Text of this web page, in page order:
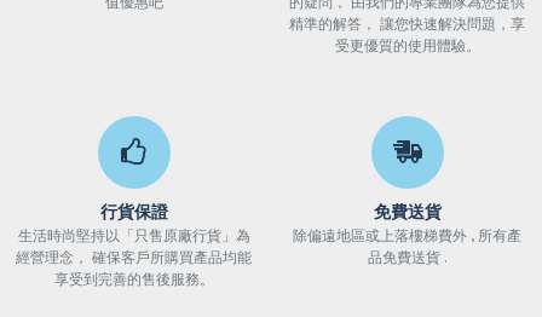
精準的解答， 讓您快速解決問題，享
受更優質的使用體驗。
行貨保證
生活時尚堅持以「只售原廠行貨」為
經營理念， 確保客戶所購買產品均能
享受到完善的售後服務。
免費送貨
除偏遠地區或上落樓梯費外 , 所有產
品免費送貨 .